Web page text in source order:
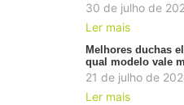
30 de julho de
Ler mais
Melhores duchas
qual modelo vale
21 de julho de
Ler mais